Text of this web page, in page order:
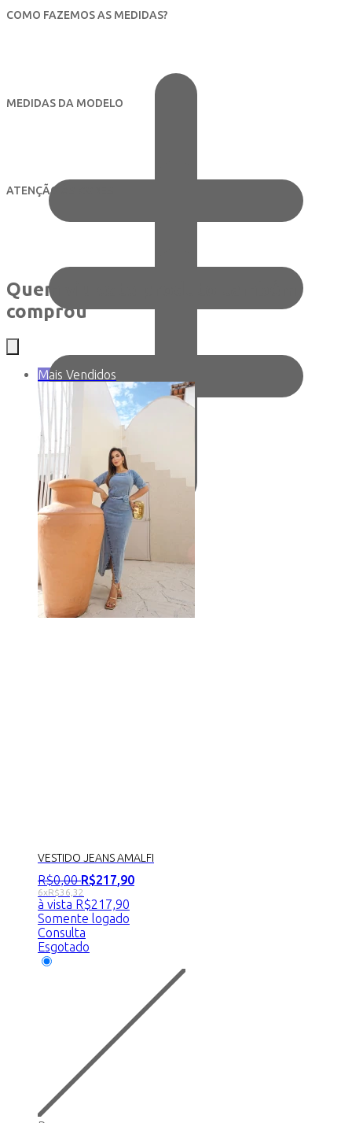
COMO FAZEMOS AS MEDIDAS?
MEDIDAS DA MODELO
ATENÇÃO ÀS CORES
Quem viu este produto também
comprou
VESTIDO JEANS AMALFI
R$0,00 R$217,90
6xR$36,32
à vista R$217,90
Somente logado
Consulta
Esgotado